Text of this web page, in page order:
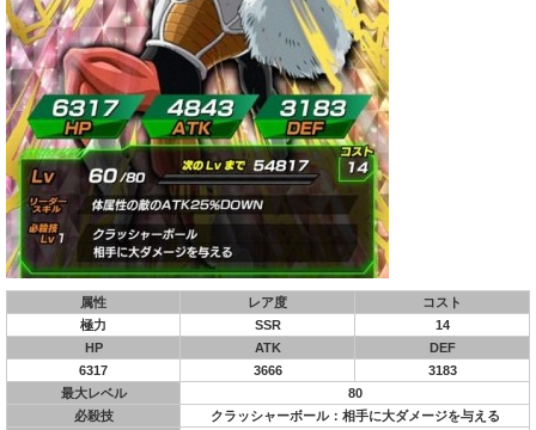
属性 レア度
コスト
極力
SSR
14
HP
ATK
DEF
6317
3666
3183
最大レベル
80
必殺技
クラッシャーボール：相手に大ダメージを与える